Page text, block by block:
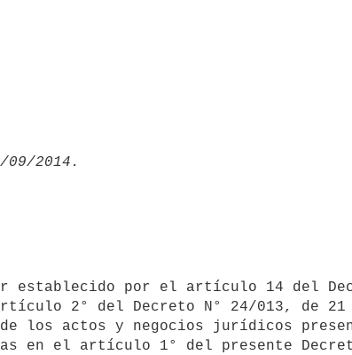
2° del Decreto N° 24/013, de 21
actos y negocios jurídicos
en el artículo 1° del presente